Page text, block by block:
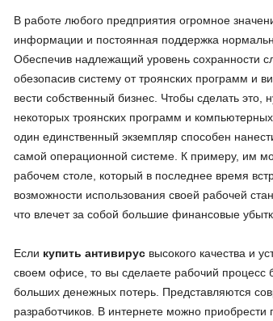
В работе любого предприятия огромное
информации и постоянная поддержка
Обеспечив надлежащий уровень сохранности
обезопасив систему от троянских программ и
вести собственный бизнес. Чтобы сделать
некоторых троянских программ и
один единственный экземпляр способен
самой операционной системе. К примеру, им
рабочем столе, который в последнее время
возможности использования своей рабочей
что влечет за собой большие финансовые
Если купить антивирусвысокого качества и
своем офисе, то вы сделаете рабочий
больших денежных потерь. Представляются
разработчиков. В интернете можно